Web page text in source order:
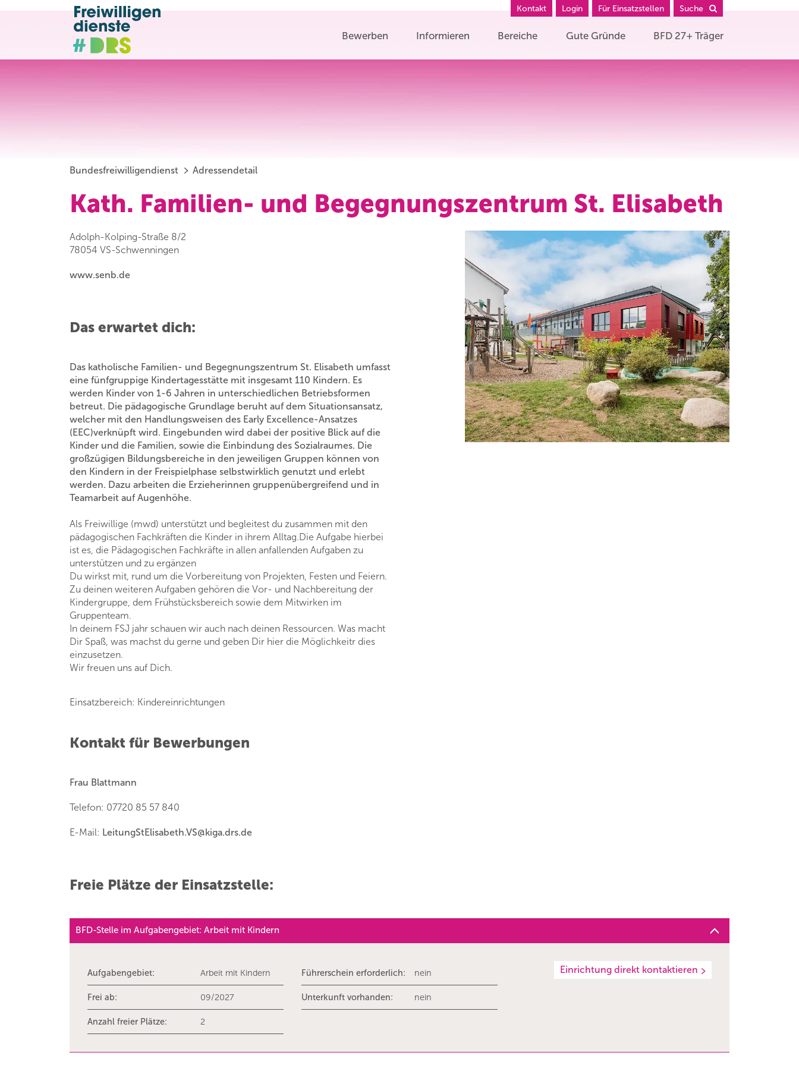
Kontakt Login Für Einsatzstellen Suche
Bewerben Informieren Bereiche Gute Gründe BFD 27+ Träger
Bundesfreiwilligendienst Adressendetail
Kath. Familien- und Begegnungszentrum St. Elisabeth
Adolph-Kolping-Straße 8/2
78054 VS-Schwenningen
www.senb.de
Das erwartet dich:
Das katholische Familien- und Begegnungszentrum St. Elisabeth umfasst
eine fünfgruppige Kindertagesstätte mit insgesamt 110 Kindern. Es
werden Kinder von 1-6 Jahren in unterschiedlichen Betriebsformen
betreut. Die pädagogische Grundlage beruht auf dem Situationsansatz,
welcher mit den Handlungsweisen des Early Excellence-Ansatzes
(EEC)verknüpft wird. Eingebunden wird dabei der positive Blick auf die
Kinder und die Familien, sowie die Einbindung des Sozialraumes. Die
großzügigen Bildungsbereiche in den jeweiligen Gruppen können von
den Kindern in der Freispielphase selbstwirklich genutzt und erlebt
werden. Dazu arbeiten die Erzieherinnen gruppenübergreifend und in
Teamarbeit auf Augenhöhe.
Als Freiwillige (mwd) unterstützt und begleitest du zusammen mit den
pädagogischen Fachkräften die Kinder in ihrem Alltag.Die Aufgabe hierbei
ist es, die Pädagogischen Fachkräfte in allen anfallenden Aufgaben zu
unterstützen und zu ergänzen
Du wirkst mit, rund um die Vorbereitung von Projekten, Festen und Feiern.
Zu deinen weiteren Aufgaben gehören die Vor- und Nachbereitung der
Kindergruppe, dem Frühstücksbereich sowie dem Mitwirken im
Gruppenteam.
In deinem FSJ jahr schauen wir auch nach deinen Ressourcen. Was macht
Dir Spaß, was machst du gerne und geben Dir hier die Möglichkeitr dies
einzusetzen.
Wir freuen uns auf Dich.
Einsatzbereich: Kindereinrichtungen
Kontakt für Bewerbungen
Frau Blattmann
Telefon: 07720 85 57 840
E-Mail: LeitungStElisabeth.VS@kiga.drs.de
Freie Plätze der Einsatzstelle:
BFD-Stelle im Aufgabengebiet: Arbeit mit Kindern
Aufgabengebiet: Arbeit mit Kindern
Frei ab: 09/2027
Anzahl freier Plätze: 2
Führerschein erforderlich: nein
Unterkunft vorhanden: nein
Einrichtung direkt kontaktieren